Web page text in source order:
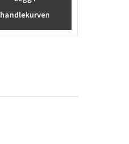
handlekurven